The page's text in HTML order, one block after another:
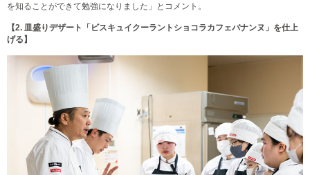
を知ることができて勉強になりました」とコメント。
【2. 皿盛りデザート「ビスキュイクーラントショコラカフェバナンヌ」を仕上
げる】